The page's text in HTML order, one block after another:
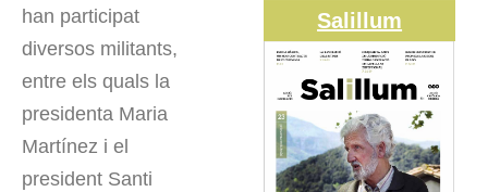
han participat
diversos militants,
entre els quals la
presidenta Maria
Martínez i el
president Santi
Salillum